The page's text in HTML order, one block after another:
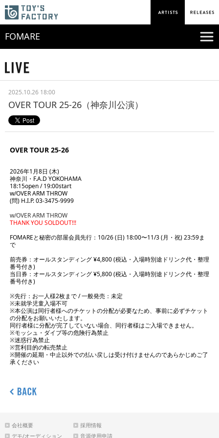
FOMARE
2025.10.26 18:00
OVER TOUR 25-26（神奈川公演）
OVER TOUR 25-26
2026年1月8日 (木)
神奈川・F.A.D YOKOHAMA
18:15open / 19:00start
w/OVER ARM THROW
(問) H.I.P. 03-3475-9999
w/OVER ARM THROW
THANK YOU SOLDOUT!!!
FOMAREと秘密の部屋会員先行：10/26 (日) 18:00〜11/3 (月・祝) 23:59ま
で
前売券：オールスタンディング ¥4,800 (税込・入場時別途ドリンク代・整理
番号付き)
当日券：オールスタンディング ¥5,800 (税込・入場時別途ドリンク代・整理
番号付き)
※先行：お一人様2枚まで / 一般発売：未定
※未就学児童入場不可
※本公演は同行者様へのチケットの分配が必要なため、事前に必ずチケット
の分配をお願いいたします。
同行者様に分配が完了していない場合、同行者様はご入場できません。
※モッシュ・ダイブ等の危険行為禁止
※迷惑行為禁止
※営利目的の転売禁止
※開催の延期・中止以外での払い戻しは受け付けませんのであらかじめご了
承ください
会社概要
採用情報
デモ/オーディション
音源使用申請